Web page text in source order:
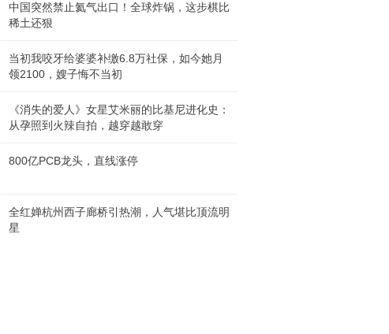
中国突然禁止氦气出口！全球炸锅，这步棋比
稀土还狠
当初我咬牙给婆婆补缴6.8万社保，如今她月
领2100，嫂子悔不当初
《消失的爱人》女星艾米丽的比基尼进化史：
从孕照到火辣自拍，越穿越敢穿
800亿PCB龙头，直线涨停
全红婵杭州西子廊桥引热潮，人气堪比顶流明
星